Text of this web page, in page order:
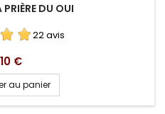
PRIÈRE DU OUI
22 avis
€
au panier